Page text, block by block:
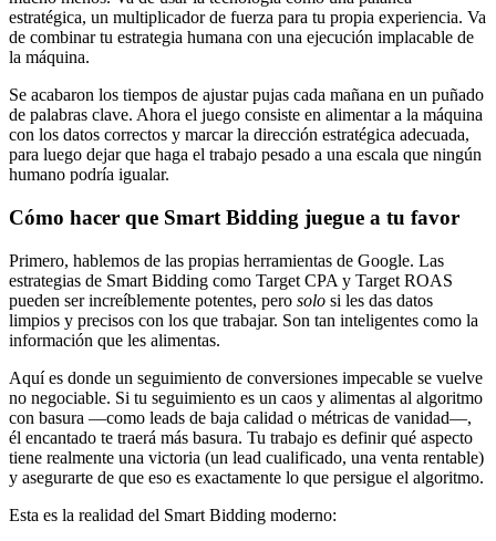
estratégica, un multiplicador de fuerza para tu propia experiencia. Va
de combinar tu estrategia humana con una ejecución implacable de
la máquina.
Se acabaron los tiempos de ajustar pujas cada mañana en un puñado
de palabras clave. Ahora el juego consiste en alimentar a la máquina
con los datos correctos y marcar la dirección estratégica adecuada,
para luego dejar que haga el trabajo pesado a una escala que ningún
humano podría igualar.
Cómo hacer que Smart Bidding juegue a tu favor
Primero, hablemos de las propias herramientas de Google. Las
estrategias de Smart Bidding como Target CPA y Target ROAS
pueden ser increíblemente potentes, pero solo si les das datos
limpios y precisos con los que trabajar. Son tan inteligentes como la
información que les alimentas.
Aquí es donde un seguimiento de conversiones impecable se vuelve
no negociable. Si tu seguimiento es un caos y alimentas al algoritmo
con basura —como leads de baja calidad o métricas de vanidad—,
él encantado te traerá más basura. Tu trabajo es definir qué aspecto
tiene realmente una victoria (un lead cualificado, una venta rentable)
y asegurarte de que eso es exactamente lo que persigue el algoritmo.
Esta es la realidad del Smart Bidding moderno: